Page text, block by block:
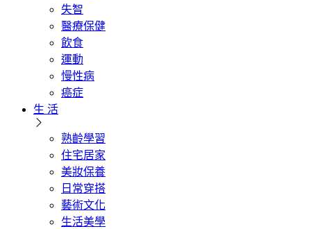
失智
醫療保健
飲食
運動
慢性病
癌症
生 活
熟齡學習
住宅居家
美妝保養
日常穿搭
藝術文化
生活美學